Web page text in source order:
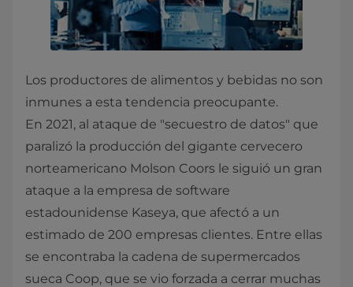
Los productores de alimentos y bebidas no son
inmunes a esta tendencia preocupante.
En 2021, al ataque de "secuestro de datos" que
paralizó la producción del gigante cervecero
norteamericano Molson Coors le siguió un gran
ataque a la empresa de software
estadounidense Kaseya, que afectó a un
estimado de 200 empresas clientes. Entre ellas
se encontraba la cadena de supermercados
sueca Coop, que se vio forzada a cerrar muchas